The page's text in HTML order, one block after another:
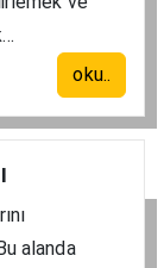
oku..
alanda